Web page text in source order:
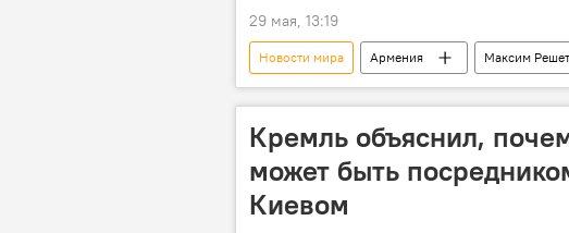
29 мая, 13:19
Новости мира Армения Максим
Кремль объяснил,
может быть
Киевом